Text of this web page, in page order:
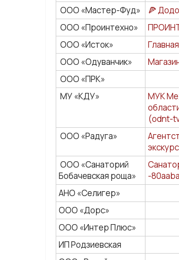
ООО «Мастер-Фуд» 🍕
ООО «Проинтехно»
ООО «Исток»
ООО «Одуванчик»
ООО «ПРК»
МУ «КДУ»
МУК
(odnt-
ООО «Радуга»
ООО «Санаторий
Бобачевская роща»
-
АНО «Селигер»
ООО «Дорс»
ООО «Интер Плюс»
ИП Родзиевская